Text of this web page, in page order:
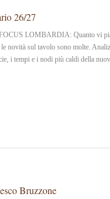
26/27
LOMBARDIA: Quanto vi
novità sul tavolo sono molte.
i tempi e i nodi più caldi della
Bruzzone